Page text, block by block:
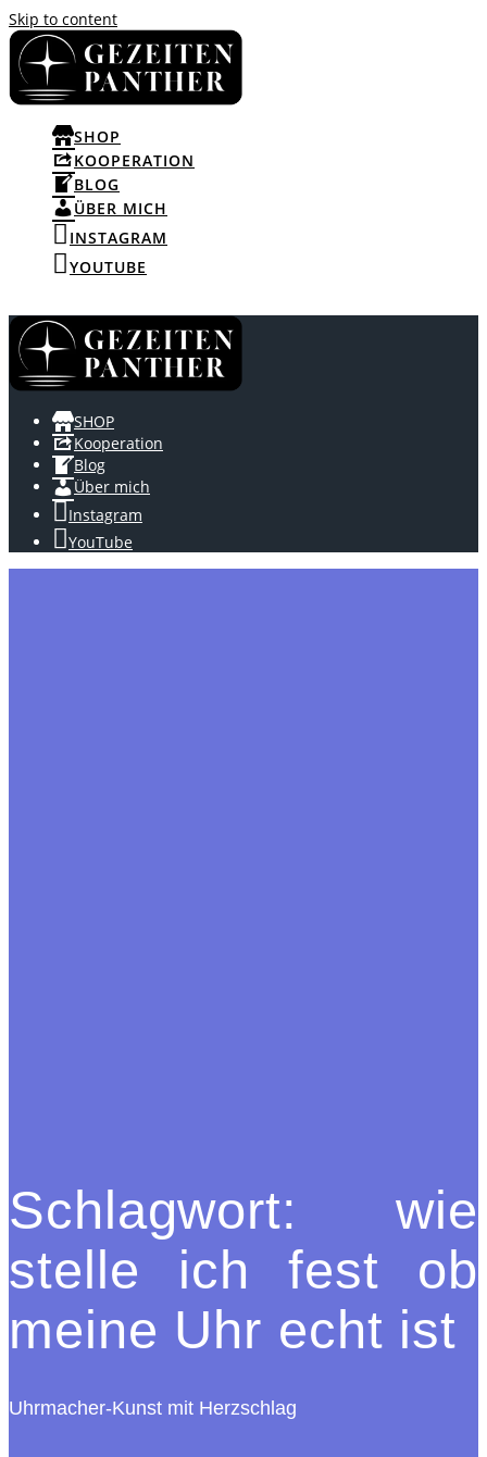
Skip to content
SHOP
KOOPERATION
BLOG
ÜBER MICH
INSTAGRAM
YOUTUBE
SHOP
Kooperation
Blog
Über mich
Instagram
YouTube
Schlagwort:wie
stelle ich fest ob
meine Uhr echt ist
Uhrmacher-Kunst mit Herzschlag